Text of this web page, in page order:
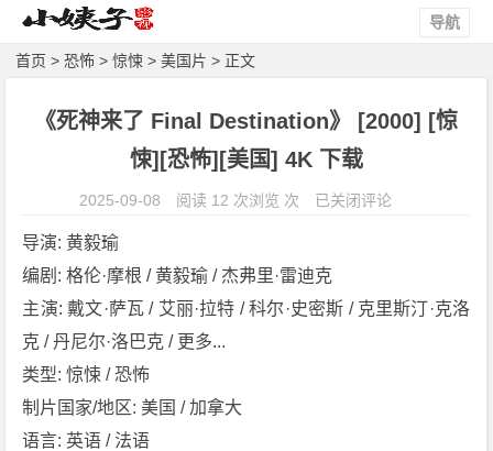
导航
首页 >恐怖 >惊悚 >美国片 > 正文
《死神来了 Final Destination》 [2000] [惊
悚][恐怖][美国] 4K 下载
2025-09-08 阅读 12 次浏览 次
《死
了
F
已关闭评论
导演: 黄毅瑜
编剧: 格伦·摩根 / 黄毅瑜 / 杰弗里·雷迪克
主演: 戴文·萨瓦 / 艾丽·拉特 / 科尔·史密斯 / 克里斯汀·克洛
克 / 丹尼尔·洛巴克 / 更多...
类型: 惊悚 / 恐怖
制片国家/地区: 美国 / 加拿大
语言: 英语 / 法语